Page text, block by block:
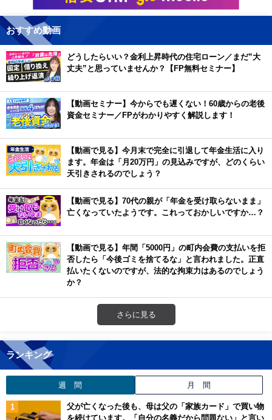
おすすめ動画
どうしたらいい？金利上昇時代の住宅ローン／まだ”大
丈夫”と思っていませんか？【FP無料セミナー】
【動画セミナー】今からでも遅くない！60歳からの老後
資金セミナー／FPがわかりやすく解説します！
【動画で見る】今月末で完全に引退して年金生活に入り
ます。年金は「月20万円」の見込みですが、どのくらい
天引きされるのでしょう？
【動画で見る】70代の親が「年金を受け取らないまま」
亡くなっていたようです。これっておかしいですか…？
【動画で見る】年間「5000円」の町内会費の支払いを拒
否したら「今後ゴミを捨てるな」と言われました。正直
払いたくないのですが、法的な拘束力はあるのでしょう
か？
さらに見る
ランキング
週 間 月 間
父が亡くなった後も、母は父の「家族カード」で買い物
を続けています。「自分の名義だから問題ない」と言い